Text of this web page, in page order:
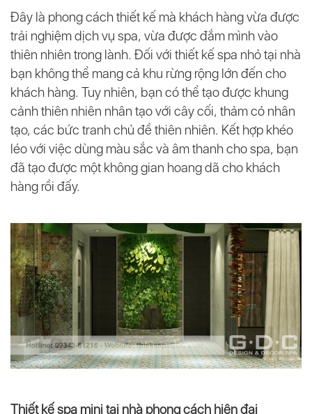
Đây là phong cách thiết kế mà khách hàng vừa được
trải nghiệm dịch vụ spa, vừa được đắm mình vào
thiên nhiên trong lành. Đối với thiết kế spa nhỏ tại nhà
bạn không thể mang cả khu rừng rộng lớn đến cho
khách hàng. Tuy nhiên, bạn có thể tạo được khung
cảnh thiên nhiên nhân tạo với cây cối, thảm cỏ nhân
tạo, các bức tranh chủ đề thiên nhiên. Kết hợp khéo
léo với việc dùng màu sắc và âm thanh cho spa, bạn
đã tạo được một không gian hoang dã cho khách
hàng rồi đấy.
Thiết kế spa mini tại nhà phong cách hiện đại